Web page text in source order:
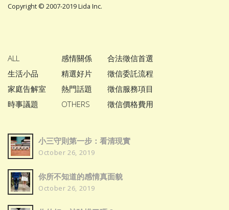
Copyright © 2007-2019 Lida Inc.
ALL
生活小品
家庭告解室
時事議題
感情關係
精選好片
熱門話題
OTHERS
合法徵信首選
徵信委託流程
徵信服務項目
徵信價格費用
小三守則第一步：看清現實
October 26, 2019
你所不知道的感情真面貌
October 26, 2019